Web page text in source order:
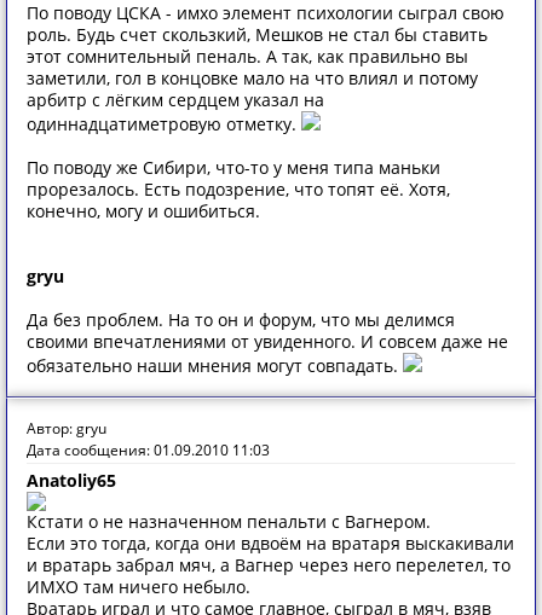
По поводу ЦСКА - имхо элемент психологии сыграл свою
роль. Будь счет скользкий, Мешков не стал бы ставить
этот сомнительный пеналь. А так, как правильно вы
заметили, гол в концовке мало на что влиял и потому
арбитр с лёгким сердцем указал на
одиннадцатиметровую отметку.
По поводу же Сибири, что-то у меня типа маньки
прорезалось. Есть подозрение, что топят её. Хотя,
конечно, могу и ошибиться.
gryu
Да без проблем. На то он и форум, что мы делимся
своими впечатлениями от увиденного. И совсем даже не
обязательно наши мнения могут совпадать.
Автор: gryu
Дата сообщения: 01.09.2010 11:03
Anatoliy65
Кстати о не назначенном пенальти с Вагнером.
Если это тогда, когда они вдвоём на вратаря выскакивали
и вратарь забрал мяч, а Вагнер через него перелетел, то
ИМХО там ничего небыло.
Вратарь играл и что самое главное, сыграл в мяч, взяв